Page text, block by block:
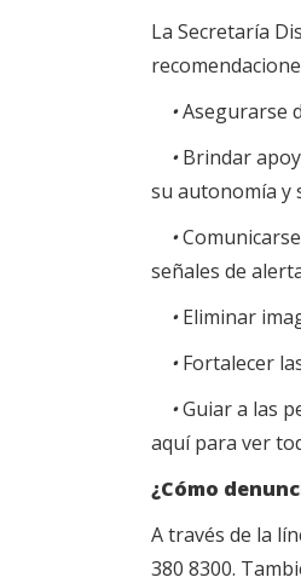
La Secretaría
•Asegurarse
•Brindar
su autonomía y
•
señales de
•Eliminar
•Fortalecer
•Guiar a las
aquí para ver
¿Cómo
A través de la
380 8300.